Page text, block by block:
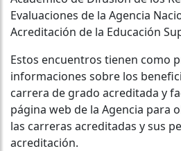
Evaluaciones de la Agencia
Acreditación de la Educación
Estos encuentros tienen como
informaciones sobre los
carrera de grado acreditada y
página web de la Agencia para
las carreras acreditadas y sus
acreditación.